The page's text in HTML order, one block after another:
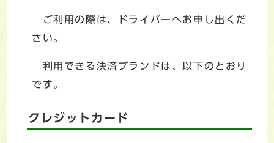
ご利用の際は、ドライバーへお申し出くだ
さい。
利用できる決済ブランドは、以下のとおり
です。
クレジットカード